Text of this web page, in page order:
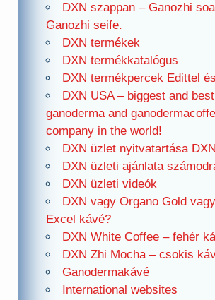
DXN szappan – Ganozhi
Ganozhi seife.
DXN termékek
DXN termékkatalógus
DXN termékpercek Edittel
DXN USA – biggest and best
ganoderma and
company in the world!
DXN üzlet nyitvatartása
DXN üzleti ajánlata
DXN üzleti videók
DXN vagy Organo Gold
Excel kávé?
DXN White Coffee – fehér
DXN Zhi Mocha – csokis
Ganodermakávé
International websites